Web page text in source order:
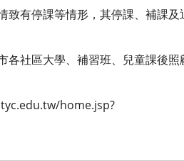
有停課等情形，其停課、補課及
社區大學、補習班、兒童課後照
home.jsp?